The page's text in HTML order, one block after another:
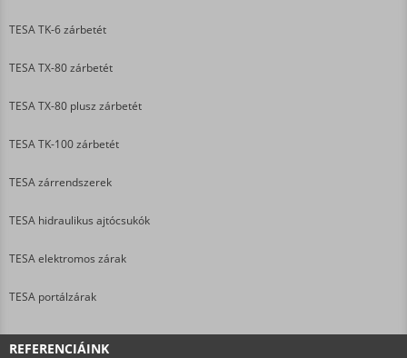
TESA TK-6 zárbetét
TESA TX-80 zárbetét
TESA TX-80 plusz zárbetét
TESA TK-100 zárbetét
TESA zárrendszerek
TESA hidraulikus ajtócsukók
TESA elektromos zárak
TESA portálzárak
REFERENCIÁINK